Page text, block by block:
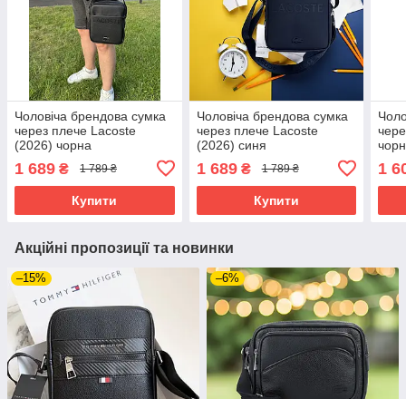
Чоловіча брендова сумка
через плече Lacoste
(2026) чорна
1 689 ₴ 1 789 ₴
Купити
Чоловіча брендова сумка
через плече Lacoste
(2026) синя
1 689₴ 1 789 ₴
Купити
1
Акційні пропозиції та новинки
–15% –6%